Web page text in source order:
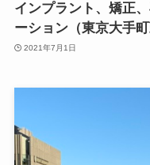
インプラント、矯正
ーション（東京大手
2021年7月1日